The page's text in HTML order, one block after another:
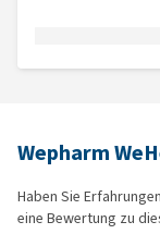
Wepharm
Haben Sie
eine Bewertung zu